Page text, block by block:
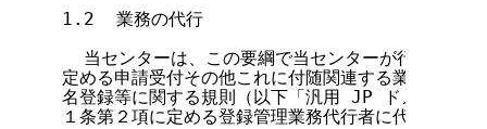
1.2  業務の代行
当センターは、この要綱で当センターが行うとし
定める申請受付その他これに付随関連する業務のす
名登録等に関する規則（以下「汎用 JP ドメイン名
１条第２項に定める登録管理業務代行者に代行させる